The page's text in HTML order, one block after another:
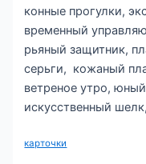
конные прогулки,
временный
рьяный защитник,
серьги, кожаный
ветреное утро,
искусственный
карточки